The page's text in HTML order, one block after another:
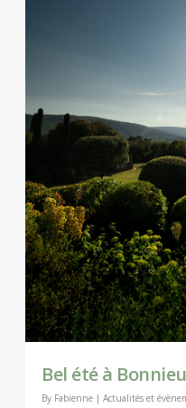
Bel été à
By Fabienne | Actualités et